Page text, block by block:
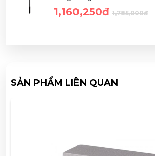
1,160,250đ 1,785,000đ
SẢN PHẨM LIÊN QUAN